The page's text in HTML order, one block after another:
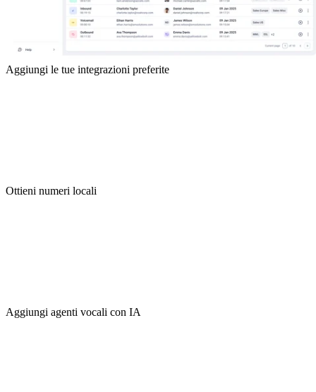
Aggiungi le tue integrazioni preferite
Ottieni numeri locali
Aggiungi agenti vocali con IA